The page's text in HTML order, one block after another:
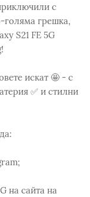
с
грешка,
S21 FE 5G
искат 🤩 - с
✅ и стилни
на сайта на